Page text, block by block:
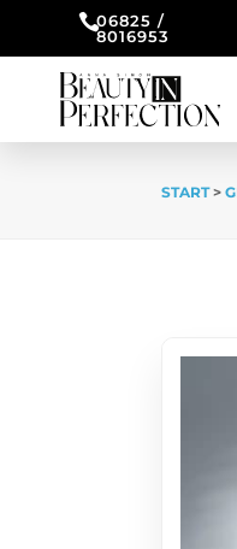
06825 /
8016953
START>